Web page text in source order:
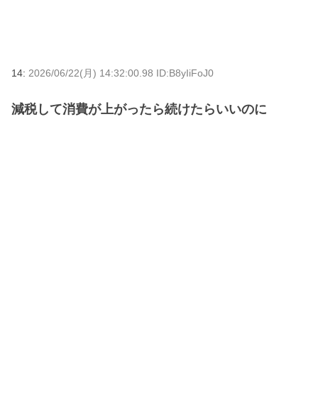
14: 2026/06/22(月) 14:32:00.98 ID:B8yIiFoJ0
減税して消費が上がったら続けたらいいのに